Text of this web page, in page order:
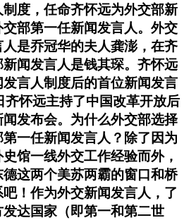
度，任命齐怀远为外交部新
部第一任新闻发言人。外交
是乔冠华的夫人龚澎，在齐
闻发言人是钱其琛。齐怀远
言人制度后的首位新闻发言
齐怀远主持了中国改革开放后
发布会。为什么外交部选择
一任新闻发言人？除了因为
馆一线外交工作经验而外，
这两个美苏两霸的窗口和桥
！作为外交新闻发言人，了
达国家（即第一和第二世